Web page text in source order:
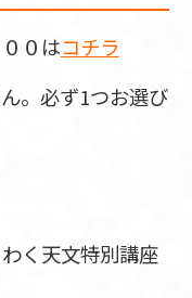
０はコチラ
。必ず1つお選び
く天文特別講座